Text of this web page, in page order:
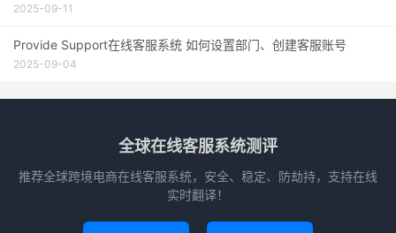
2025-09-11
Provide Support在线客服系统 如何设置部门、创建客服账号
2025-09-04
全球在线客服系统测评
推荐全球跨境电商在线客服系统，安全、稳定、防劫持，支持在线
实时翻译！